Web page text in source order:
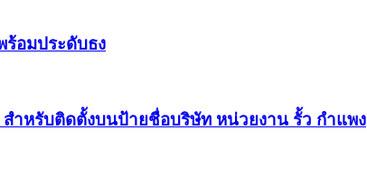
ร้อมประดับธง
สำหรับติดตั้งบนป้ายชื่อบริษัท หน่วยงาน รั้ว กำแพง